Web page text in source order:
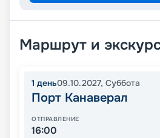
Маршрут и
1 день09.10.2027, Суббота
Порт Канаверал
ОТПРАВЛЕНИЕ
16:00